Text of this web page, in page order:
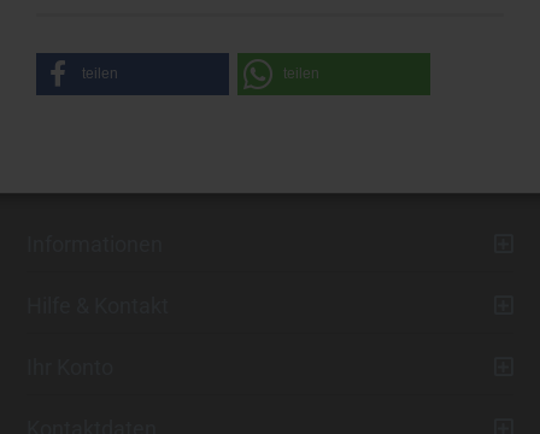
teilen teilen